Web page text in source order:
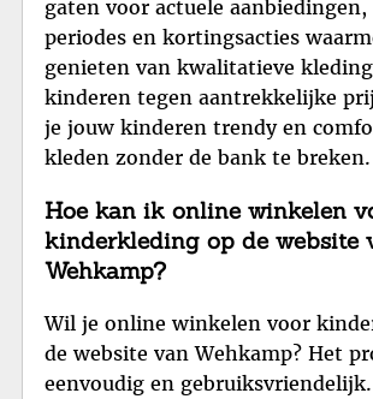
gaten voor actuele aanbiedingen,
periodes en kortingsacties
genieten van kwalitatieve
kinderen tegen aantrekkelijke
je jouw kinderen trendy en
kleden zonder de bank te breken.
Hoe kan ik online winkelen
kinderkleding op de website
Wehkamp?
Wil je online winkelen voor
de website van Wehkamp? Het
eenvoudig en gebruiksvriendelijk.